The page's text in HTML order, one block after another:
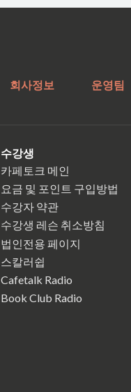
회사정보 운영팀
수강생
카페토크 메인
요금 및 포인트 구입방법
수강자 약관
수강생 레슨 취소방침
법인전용 페이지
스칼러쉽
Cafetalk Radio
Book Club Radio